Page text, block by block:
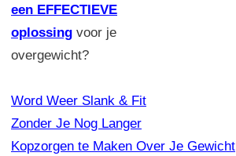
een EFFECTIEVE
oplossing voor je
overgewicht?
Word Weer Slank & Fit
Zonder Je Nog Langer
Kopzorgen te Maken Over Je Gewicht